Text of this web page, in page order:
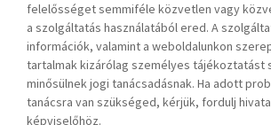
felelősséget semmiféle közvetlen vagy
a szolgáltatás használatából ered. A
információk, valamint a weboldalunkon
tartalmak kizárólag személyes tájékoztatást
minősülnek jogi tanácsadásnak. Ha adott
tanácsra van szükséged, kérjük, fordulj
képviselőhöz.